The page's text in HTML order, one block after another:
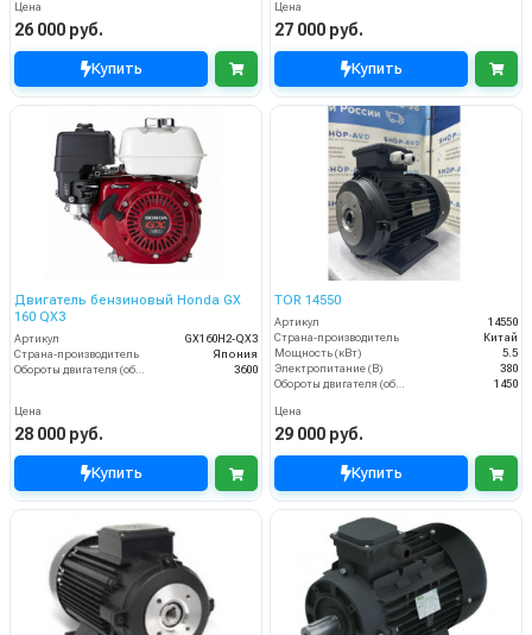
Цена
26 000 руб.
Купить
Цена
27 000 руб.
Купить
Двигатель бензиновый Honda GX
160 QX3
Артикул
GX160H2-QX3
Страна-производитель
Япония
Обороты двигателя (об/мин)
3600
Цена
28 000 руб.
Купить
TOR 14550
Артикул
14550
Страна-производитель
Китай
Мощность (кВт)
5.5
Электропитание (В)
380
Обороты двигателя (об/мин)
1450
Цена
29 000 руб.
Купить